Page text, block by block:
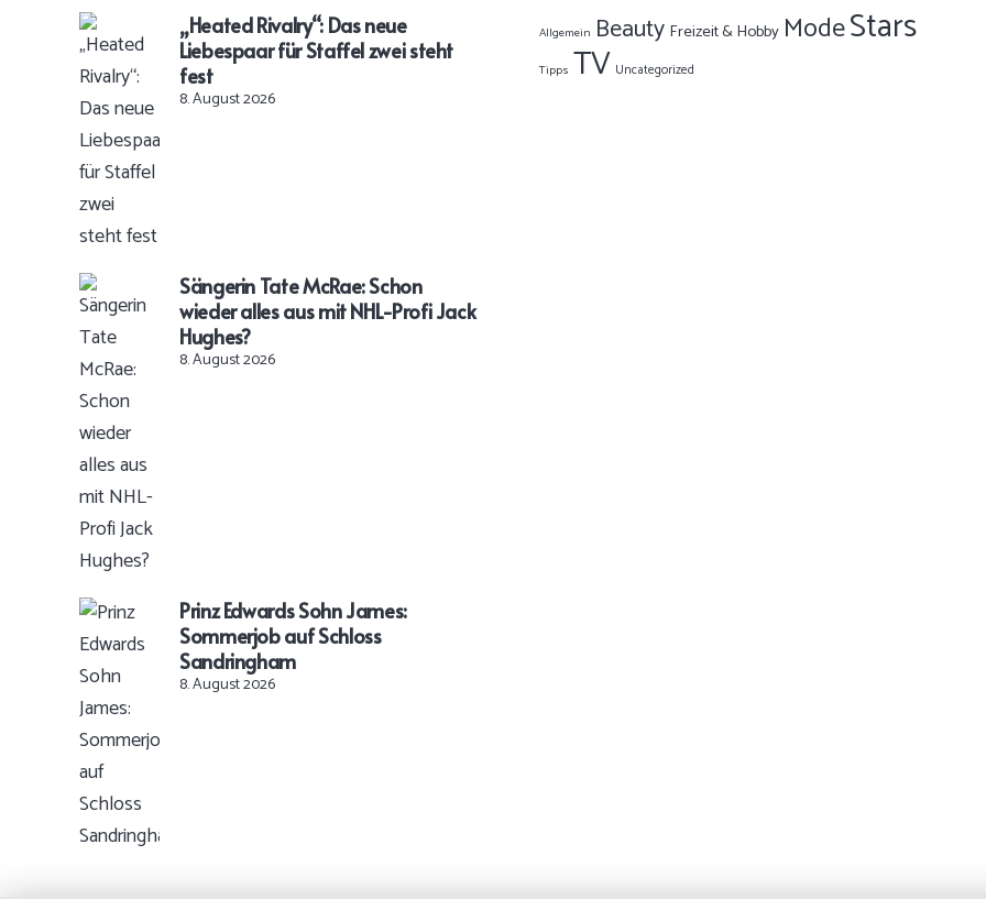
„Heated Rivalry“: Das neue
Liebespaar für Staffel zwei steht
fest
8. August 2026
Sängerin Tate McRae: Schon
wieder alles aus mit NHL-Profi Jack
Hughes?
8. August 2026
Prinz Edwards Sohn James:
Sommerjob auf Schloss
Sandringham
8. August 2026
Allgemein Beauty Freizeit & Hobby ModeStars
Tipps TV Uncategorized